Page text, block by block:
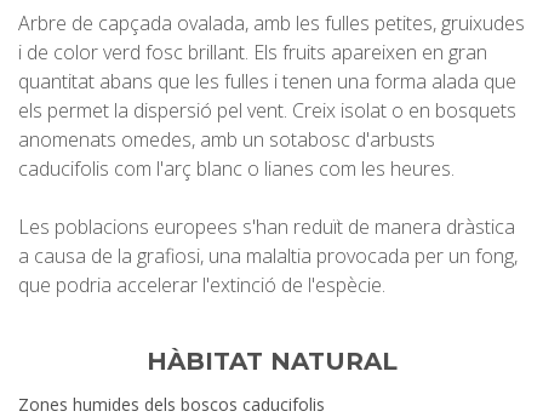
Arbre de capçada ovalada, amb les fulles petites, gruixudes
i de color verd fosc brillant. Els fruits apareixen en gran
quantitat abans que les fulles i tenen una forma alada que
els permet la dispersió pel vent. Creix isolat o en bosquets
anomenats omedes, amb un sotabosc d'arbusts
caducifolis com l'arç blanc o lianes com les heures.
Les poblacions europees s'han reduït de manera dràstica
a causa de la grafiosi, una malaltia provocada per un fong,
que podria accelerar l'extinció de l'espècie.
HÀBITAT NATURAL
Zones humides dels boscos caducifolis